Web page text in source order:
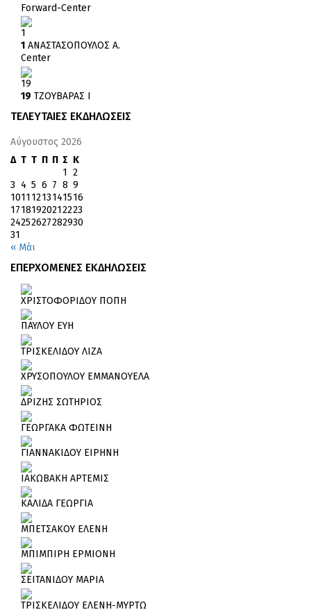
Forward-Center
1
1 ΑΝΑΣΤΑΣΟΠΟΥΛΟΣ Α.
Center
19
19 ΤΖΟΥΒΑΡΑΣ Ι
ΤΕΛΕΥΤΑΙΕΣ ΕΚΔΗΛΩΣΕΙΣ
Αύγουστος 2026
Δ Τ Τ Π Π Σ Κ
« Μάι
1 2
3 4 5 6 7 8 9
10111213141516
17181920212223
24252627282930
31
ΕΠΕΡΧΟΜΕΝΕΣ ΕΚΔΗΛΩΣΕΙΣ
ΧΡΙΣΤΟΦΟΡΙΔΟΥ ΠΟΠΗ
ΠΑΥΛΟΥ ΕΥΗ
ΤΡΙΣΚΕΛΙΔΟΥ ΛΙΖΑ
ΧΡΥΣΟΠΟΥΛΟΥ ΕΜΜΑΝΟΥΕΛΑ
ΔΡΙΖΗΣ ΣΩΤΗΡΙΟΣ
ΓΕΩΡΓΑΚΑ ΦΩΤΕΙΝΗ
ΓΙΑΝΝΑΚΙΔΟΥ ΕΙΡΗΝΗ
ΙΑΚΩΒΑΚΗ ΑΡΤΕΜΙΣ
ΚΑΛΙΔΑ ΓΕΩΡΓΙΑ
ΜΠΕΤΣΑΚΟΥ ΕΛΕΝΗ
ΜΠΙΜΠΙΡΗ ΕΡΜΙΟΝΗ
ΣΕΙΤΑΝΙΔΟΥ ΜΑΡΙΑ
ΤΡΙΣΚΕΛΙΔΟΥ ΕΛΕΝΗ-ΜΥΡΤΩ